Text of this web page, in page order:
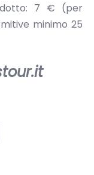
7 € (per
minimo 25